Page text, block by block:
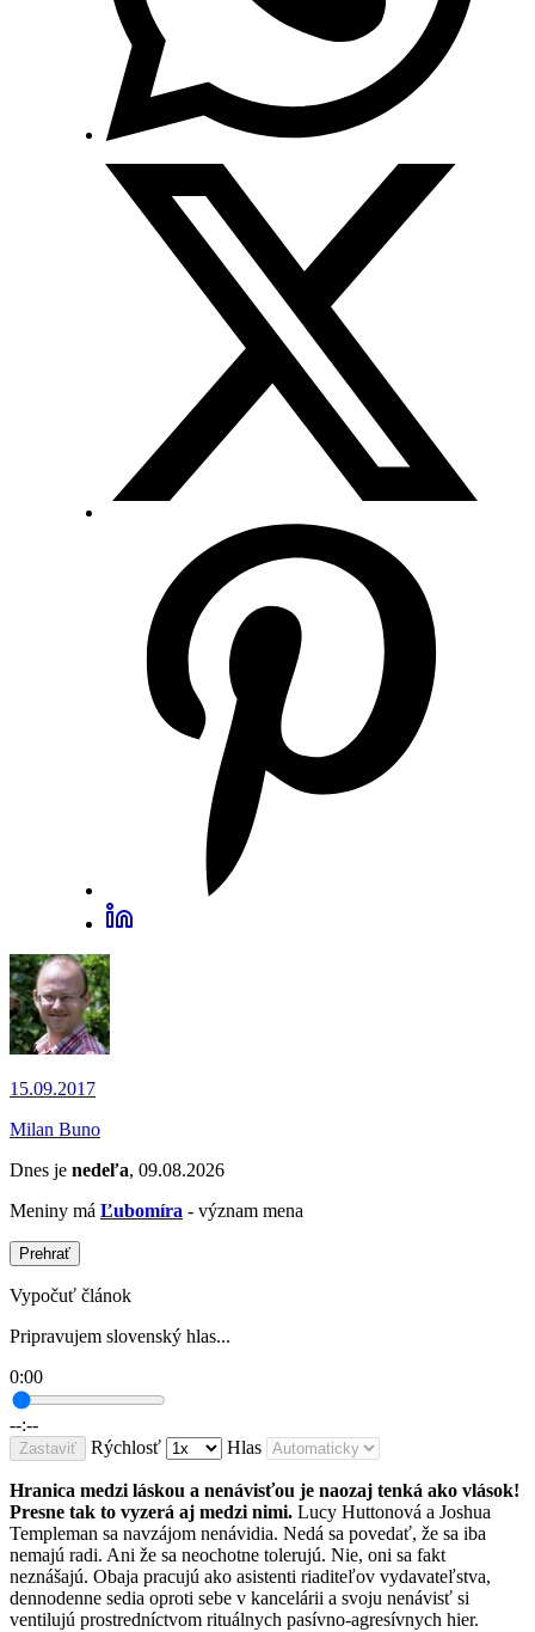
15.09.2017
Milan Buno
Dnes je nedeľa, 09.08.2026
Meniny má Ľubomíra - význam mena
Prehrať
Vypočuť článok
Pripravujem slovenský hlas...
0:00
--:--
Zastaviť Rýchlosť Hlas
Hranica medzi láskou a nenávisťou je naozaj tenká ako vlások!
Presne tak to vyzerá aj medzi nimi. Lucy Huttonová a Joshua
Templeman sa navzájom nenávidia. Nedá sa povedať, že sa iba
nemajú radi. Ani že sa neochotne tolerujú. Nie, oni sa fakt
neznášajú. Obaja pracujú ako asistenti riaditeľov vydavateľstva,
dennodenne sedia oproti sebe v kancelárii a svoju nenávisť si
ventilujú prostredníctvom rituálnych pasívno-agresívnych hier.